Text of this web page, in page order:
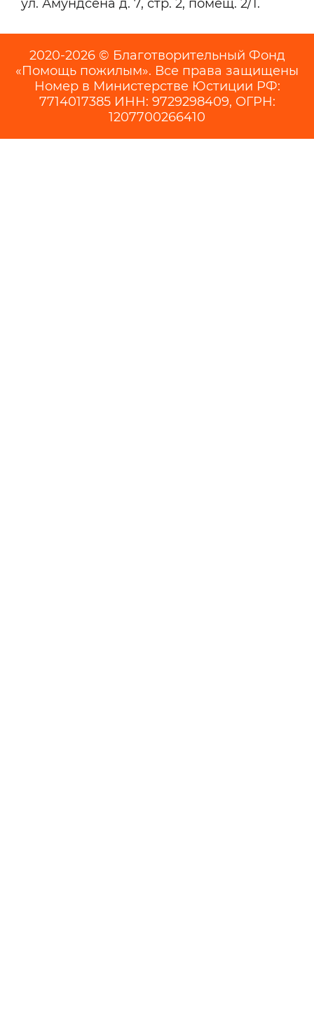
ул. Амундсена д. 7, стр. 2, помещ. 2/1.
2020-2026 © Благотворительный Фонд
«Помощь пожилым». Все права защищены
Номер в Министерстве Юстиции РФ:
7714017385 ИНН: 9729298409, ОГРН:
1207700266410